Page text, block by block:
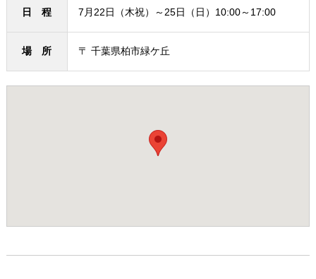
日 程 7月22日（木祝）～25日（日）10:00～17:00
場 所 〒 千葉県柏市緑ケ丘